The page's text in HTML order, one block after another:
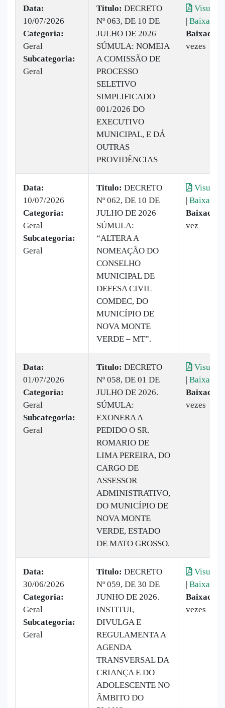
Data:
10/07/2026
Categoria:
Geral
Subcategoria:
Geral
Titulo: DECRETO
Nº 063, DE 10 DE
JULHO DE 2026
SÚMULA: NOMEIA
A COMISSÃO DE
PROCESSO
SELETIVO
SIMPLIFICADO
001/2026 DO
EXECUTIVO
MUNICIPAL, E DÁ
OUTRAS
PROVIDÊNCIAS
| Baixar
Baixado:
vezes
Data:
10/07/2026
Categoria:
Geral
Subcategoria:
Geral
Titulo: DECRETO
Nº 062, DE 10 DE
JULHO DE 2026
SÚMULA:
“ALTERA A
NOMEAÇÃO DO
CONSELHO
MUNICIPAL DE
DEFESA CIVIL –
COMDEC, DO
MUNICÍPIO DE
NOVA MONTE
VERDE – MT”.
| Baixar
Baixado:
vez
Data:
01/07/2026
Categoria:
Geral
Subcategoria:
Geral
Titulo: DECRETO
Nº 058, DE 01 DE
JULHO DE 2026.
SÚMULA:
EXONERA A
PEDIDO O SR.
ROMARIO DE
LIMA PEREIRA, DO
CARGO DE
ASSESSOR
ADMINISTRATIVO,
DO MUNICÍPIO DE
NOVA MONTE
VERDE, ESTADO
DE MATO GROSSO.
| Baixar
Baixado:
vezes
Data:
30/06/2026
Categoria:
Geral
Subcategoria:
Geral
Titulo: DECRETO
Nº 059, DE 30 DE
JUNHO DE 2026.
INSTITUI,
DIVULGA E
REGULAMENTA A
AGENDA
TRANSVERSAL DA
CRIANÇA E DO
ADOLESCENTE NO
ÂMBITO DO
| Baixar
Baixado:
vezes